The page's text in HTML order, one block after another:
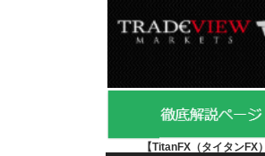
【TitanFX（タイタンFX）